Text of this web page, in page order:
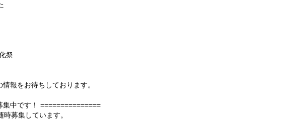
祭
報をお待ちしております。
中です！ ===============
時募集しています。